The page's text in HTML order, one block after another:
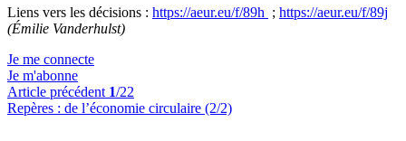
Liens vers les décisions : https://aeur.eu/f/89h ; https://aeur.eu/f/89j
(Émilie Vanderhulst)
Je me connecte
Je m'abonne
Article précédent 1/22
Repères : de l’économie circulaire (2/2)